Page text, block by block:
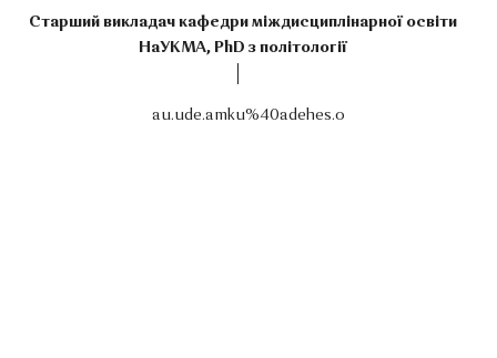
Старший викладач кафедри міждисциплінарної освіти
НаУКМА, PhD з політології
au.ude.amku%40adehes.o